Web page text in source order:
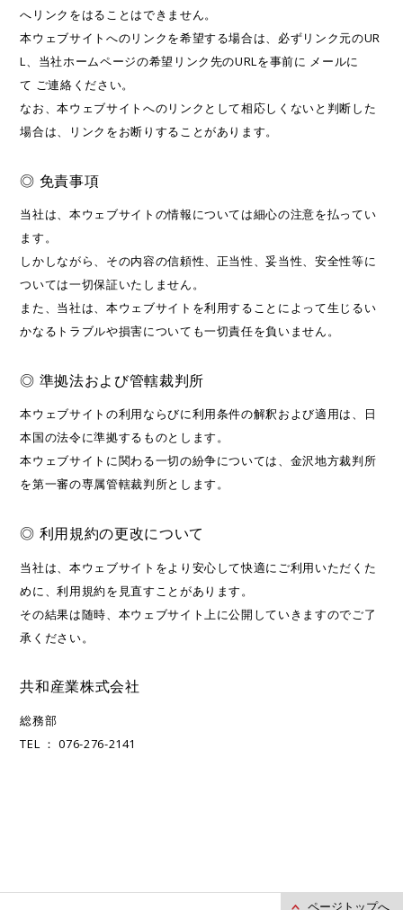
へリンクをはることはできません。
本ウェブサイトへのリンクを希望する場合は、必ずリンク元のUR
L、当社ホームページの希望リンク先のURLを事前に メールに
て ご連絡ください。
なお、本ウェブサイトへのリンクとして相応しくないと判断した
場合は、リンクをお断りすることがあります。
◎ 免責事項
当社は、本ウェブサイトの情報については細心の注意を払ってい
ます。
しかしながら、その内容の信頼性、正当性、妥当性、安全性等に
ついては一切保証いたしません。
また、当社は、本ウェブサイトを利用することによって生じるい
かなるトラブルや損害についても一切責任を負いません。
◎ 準拠法および管轄裁判所
本ウェブサイトの利用ならびに利用条件の解釈および適用は、日
本国の法令に準拠するものとします。
本ウェブサイトに関わる一切の紛争については、金沢地方裁判所
を第一審の専属管轄裁判所とします。
◎ 利用規約の更改について
当社は、本ウェブサイトをより安心して快適にご利用いただくた
めに、利用規約を見直すことがあります。
その結果は随時、本ウェブサイト上に公開していきますのでご了
承ください。
共和産業株式会社
総務部
TEL ： 076-276-2141
ページトップへ